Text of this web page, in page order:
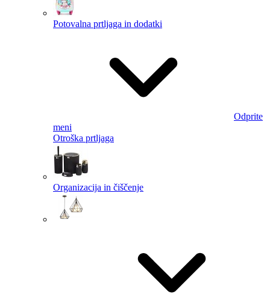
Potovalna prtljaga in dodatki
Odprite
meni
Otroška prtljaga
Organizacija in čiščenje